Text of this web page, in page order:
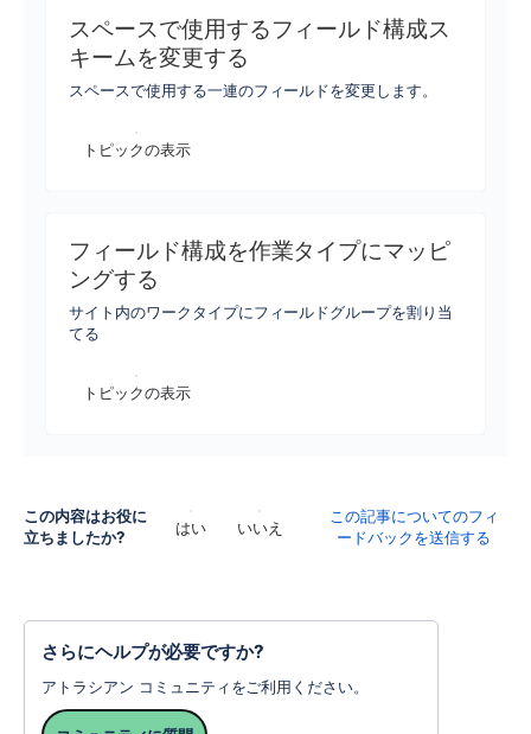
スペースで使用するフィールド構成ス
キームを変更する
スペースで使用する一連のフィールドを変更します。
トピックの表示
フィールド構成を作業タイプにマッピ
ングする
サイト内のワークタイプにフィールドグループを割り当
てる
トピックの表示
この内容はお役に
立ちましたか?
はい いいえ
この記事についてのフィ
ードバックを送信する
さらにヘルプが必要ですか?
アトラシアン コミュニティをご利用ください。